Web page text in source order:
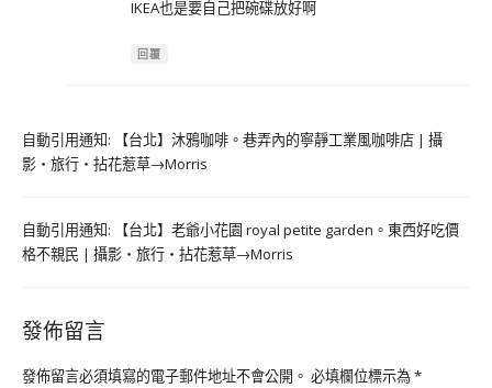
IKEA也是要自己把碗碟放好啊
回覆
自動引用通知:
【台北】沐鴉咖啡。巷弄內的寧靜工業風咖啡店 | 攝
影‧旅行‧拈花惹草→Morris
自動引用通知:
【台北】老爺小花園 royal petite garden。東西好吃價
格不親民 | 攝影‧旅行‧拈花惹草→Morris
發佈留言
發佈留言必須填寫的電子郵件地址不會公開。 必填欄位標示為*